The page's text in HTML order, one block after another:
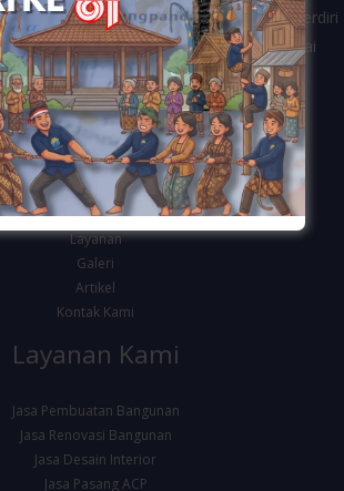
di bidang jasa konstruksi bangunan. Berdiri
telah melayani berbagai klien dari mulai
swasta dan personal di Kota Semarang.
Navigasi
Beranda
Tentang Kami
Layanan
Galeri
Artikel
Kontak Kami
Layanan Kami
Jasa Pembuatan Bangunan
Jasa Renovasi Bangunan
Jasa Desain Interior
Jasa Pasang ACP